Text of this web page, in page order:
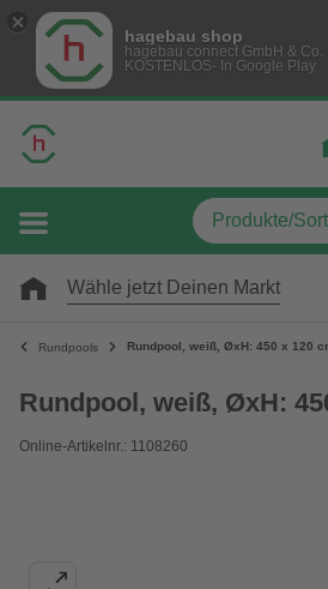
hagebau shop
hagebau connect GmbH & Co.
KOSTENLOS- In Google Play
Wähle jetzt Deinen Markt
Rundpools Rundpool, weiß, ØxH: 450 x 120
Rundpool, weiß, ØxH:
Online-Artikelnr.: 1108260